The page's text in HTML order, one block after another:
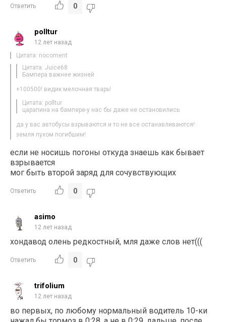
Ответить 0
polltur
12 лет назад
Цитата: nocoment
Цитата: Juice68
Бампера важнее жизней
+100500! видик мелочная тварь!
Цитата: polltur
царапина на бампере-у нас бы даже не остановились
да у вас автобусы взрываются и то не все останавливаются!
земля пухом погибшим!
если не носишь погоны откуда знаешь как бывает
взрывается
мог быть второй заряд для сочувствующих
Ответить 0
asimo
12 лет назад
хондавод олень редкостный, мля даже слов нет(((
Ответить 0
trifolium
12 лет назад
во первых, по любому нормальный водитель 10-ки